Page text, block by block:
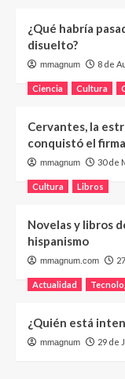
¿Qué habría
disuelto?
mmagnum 8 de
Ciencia Cultura
Cervantes, la
conquistó el
mmagnum 30 de
Cultura Libros
Novelas y libros
hispanismo
mmagnum.com
Actualidad
¿Quién está
mmagnum 29 de